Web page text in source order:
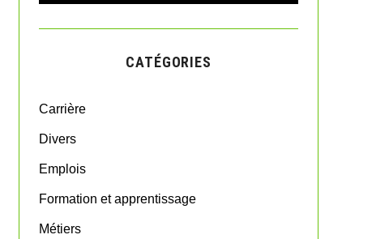
a
r
o
A
C
CATÉGORIES
Carrière
Divers
Emplois
Formation et apprentissage
Métiers